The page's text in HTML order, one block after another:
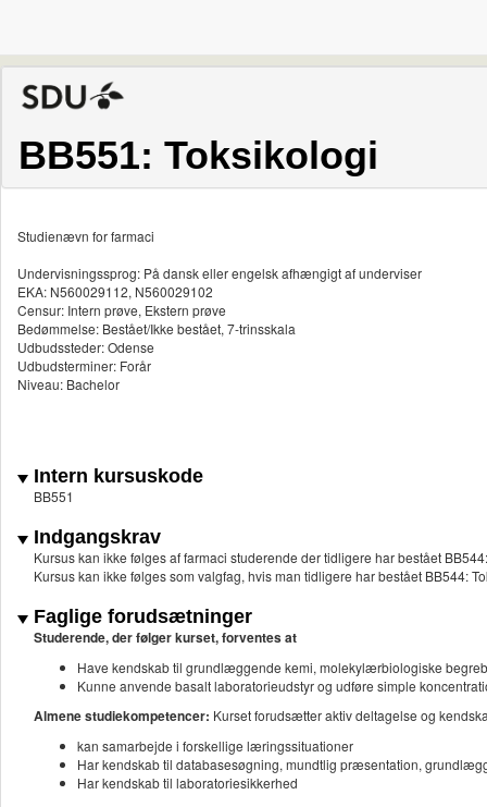
BB551: Toksikologi
Studienævn for farmaci
Undervisningssprog: På dansk eller engelsk afhængigt af underviser
EKA: N560029112, N560029102
Censur: Intern prøve, Ekstern prøve
Bedømmelse: Bestået/Ikke bestået, 7-trinsskala
Udbudssteder: Odense
Udbudsterminer: Forår
Niveau: Bachelor
Intern kursuskode
BB551
Indgangskrav
Kursus kan ikke følges af farmaci studerende der tidligere har bestået
Kursus kan ikke følges som valgfag, hvis man tidligere har bestået BB544:
Faglige forudsætninger
Studerende, der følger kurset, forventes at
Have kendskab til grundlæggende kemi, molekylærbiologiske
Kunne anvende basalt laboratorieudstyr og udføre simple
Almene studiekompetencer: Kurset forudsætter aktiv deltagelse og
kan samarbejde i forskellige læringssituationer
Har kendskab til databasesøgning, mundtlig præsentation,
Har kendskab til laboratoriesikkerhed